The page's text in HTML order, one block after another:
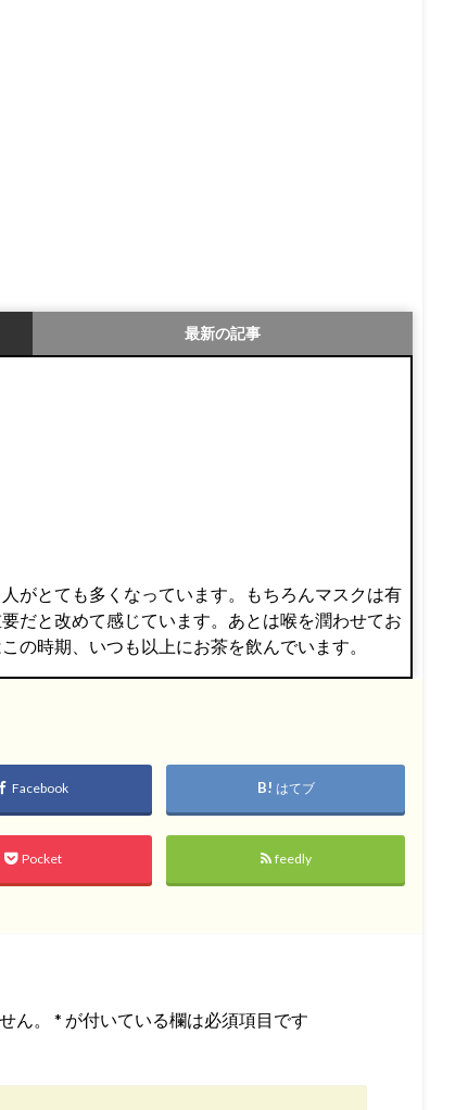
最新の記事
がとても多くなっています。もちろんマスクは有
だと改めて感じています。あとは喉を潤わせてお
の時期、いつも以上にお茶を飲んでいます。
Facebook はてブ
Pocket feedly
ん。 * が付いている欄は必須項目です